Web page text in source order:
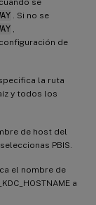
. Si no se
de
la ruta
y todos los
de host del
PBIS.
el nombre de
a